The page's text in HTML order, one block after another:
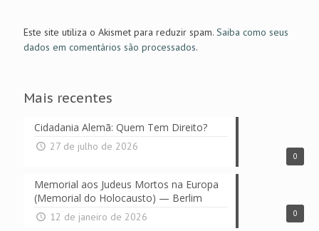
Este site utiliza o Akismet para reduzir spam. Saiba como seus
dados em comentários são processados.
Mais recentes
0
Cidadania Alemã: Quem Tem Direito?
27 de julho de 2026
0
Memorial aos Judeus Mortos na Europa
(Memorial do Holocausto) — Berlim
12 de janeiro de 2026